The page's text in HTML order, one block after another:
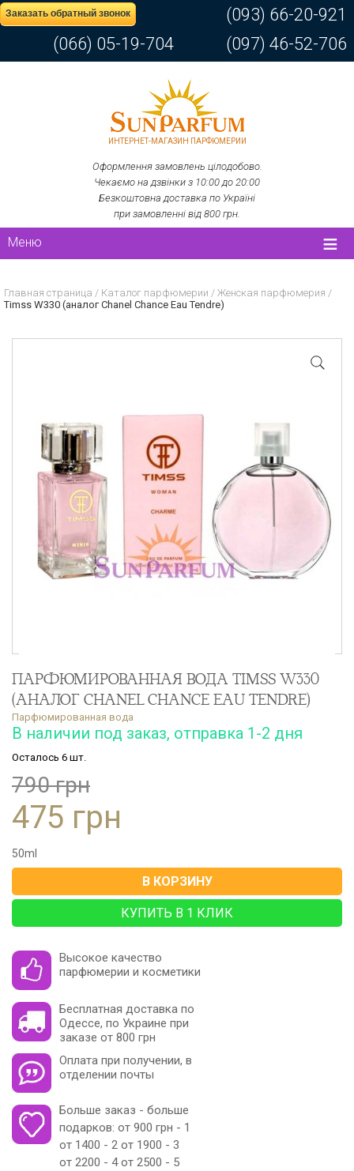
Заказать обратный звонок
(093) 66-20-921
(066) 05-19-704
(097) 46-52-706
ИНТЕРНЕТ-МАГАЗИН ПАРФЮМЕРИИ
Оформлення замовлень цілодобово.
Чекаємо на дзвінки з 10:00 до 20:00
Безкоштовна доставка по Україні
при замовленні від 800 грн.
Меню
Главная страница / Каталог парфюмерии / Женская парфюмерия /
Timss W330 (аналог Chanel Chance Eau Tendre)
ПАРФЮМИРОВАННАЯ ВОДА TIMSS W330
(АНАЛОГ CHANEL CHANCE EAU TENDRE)
Парфюмированная вода
В наличии под заказ, отправка 1-2 дня
Осталось 6 шт.
790 грн
475 грн
50ml
В КОРЗИНУ
КУПИТЬ В 1 КЛИК
Высокое качество
парфюмерии и косметики
Бесплатная доставка по
Одессе, по Украине при
заказе от 800 грн
Оплата при получении, в
отделении почты
Больше заказ - больше
подарков: от 900 грн - 1
от 1400 - 2 от 1900 - 3
от 2200 - 4 от 2500 - 5